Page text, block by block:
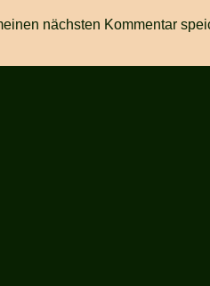
nächsten Kommentar